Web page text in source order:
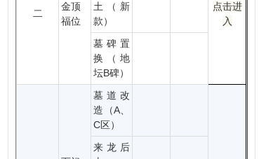
二
金顶
福位
点击进
入
土（新
款）
墓碑置
换（地
坛B碑）
墓道改
造（A、
C区）
来龙后